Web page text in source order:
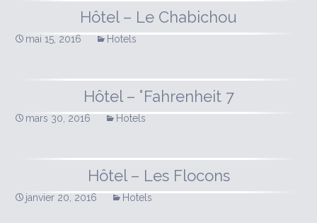
Hôtel – Le Chabichou
mai 15, 2016 Hotels
Hôtel – °Fahrenheit 7
mars 30, 2016 Hotels
Hôtel – Les Flocons
janvier 20, 2016 Hotels